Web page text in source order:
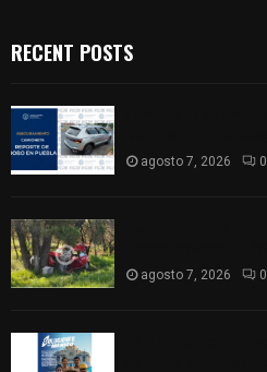
RECENT POSTS
agosto 7, 2026 0
agosto 7, 2026 0